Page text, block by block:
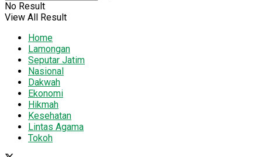
No Result
View All Result
Home
Lamongan
Seputar Jatim
Nasional
Dakwah
Ekonomi
Hikmah
Kesehatan
Lintas Agama
Tokoh